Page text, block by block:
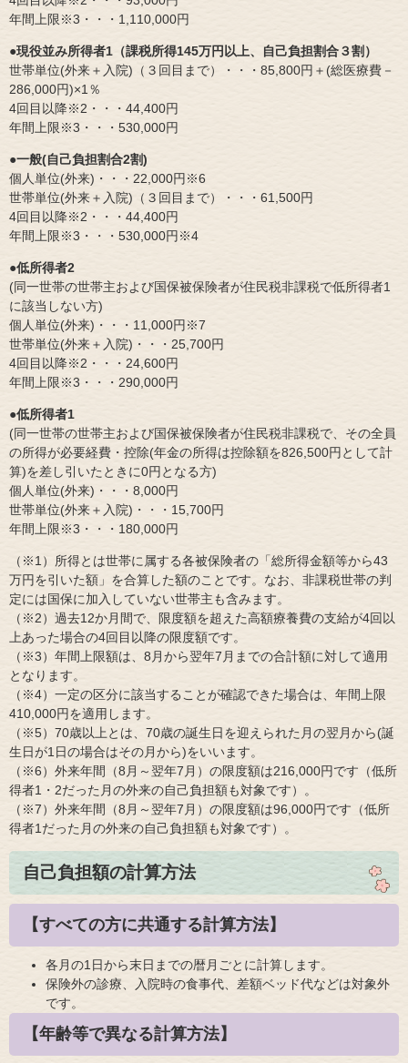
年間上限※3・・・1,110,000円
●現役並み所得者1（課税所得145万円以上、自己負担割合３割）
世帯単位(外来＋入院)（３回目まで）・・・85,800円＋(総医療費－
286,000円)×1％
4回目以降※2・・・44,400円
年間上限※3・・・530,000円
●一般(自己負担割合2割)
個人単位(外来)・・・22,000円※6
世帯単位(外来＋入院)（３回目まで）・・・61,500円
4回目以降※2・・・44,400円
年間上限※3・・・530,000円※4
●低所得者2
(同一世帯の世帯主および国保被保険者が住民税非課税で低所得者1
に該当しない方)
個人単位(外来)・・・11,000円※7
世帯単位(外来＋入院)・・・25,700円
4回目以降※2・・・24,600円
年間上限※3・・・290,000円
●低所得者1
(同一世帯の世帯主および国保被保険者が住民税非課税で、その全員
の所得が必要経費・控除(年金の所得は控除額を826,500円として計
算)を差し引いたときに0円となる方)
個人単位(外来)・・・8,000円
世帯単位(外来＋入院)・・・15,700円
年間上限※3・・・180,000円
（※1）所得とは世帯に属する各被保険者の「総所得金額等から43
万円を引いた額」を合算した額のことです。なお、非課税世帯の判
定には国保に加入していない世帯主も含みます。
（※2）過去12か月間で、限度額を超えた高額療養費の支給が4回以
上あった場合の4回目以降の限度額です。
（※3）年間上限額は、8月から翌年7月までの合計額に対して適用
となります。
（※4）一定の区分に該当することが確認できた場合は、年間上限
410,000円を適用します。
（※5）70歳以上とは、70歳の誕生日を迎えられた月の翌月から(誕
生日が1日の場合はその月から)をいいます。
（※6）外来年間（8月～翌年7月）の限度額は216,000円です（低所
得者1・2だった月の外来の自己負担額も対象です）。
（※7）外来年間（8月～翌年7月）の限度額は96,000円です（低所
得者1だった月の外来の自己負担額も対象です）。
自己負担額の計算方法
【すべての方に共通する計算方法】
各月の1日から末日までの暦月ごとに計算します。
保険外の診療、入院時の食事代、差額ベッド代などは対象外
です。
【年齢等で異なる計算方法】